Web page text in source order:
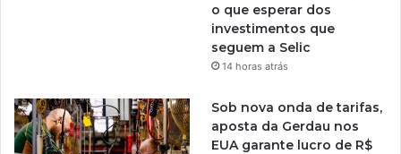
o que esperar dos
investimentos que
seguem a Selic
14 horas atrás
Sob nova onda de tarifas,
aposta da Gerdau nos
EUA garante lucro de R$